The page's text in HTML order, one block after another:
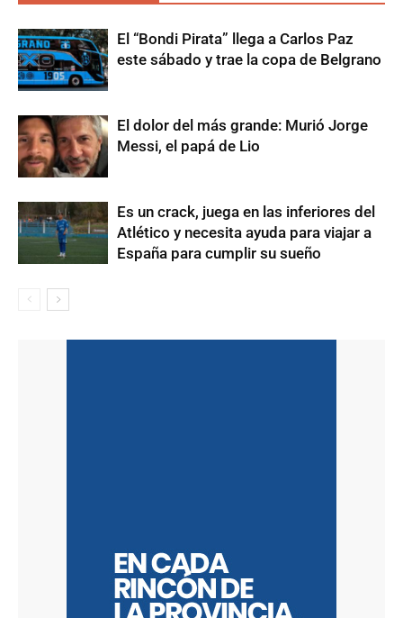
El “Bondi Pirata” llega a Carlos Paz
este sábado y trae la copa de Belgrano
El dolor del más grande: Murió Jorge
Messi, el papá de Lio
Es un crack, juega en las inferiores del
Atlético y necesita ayuda para viajar a
España para cumplir su sueño